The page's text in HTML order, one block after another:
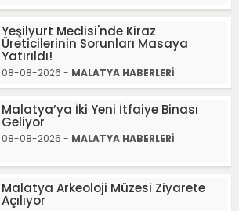
Yeşilyurt Meclisi'nde Kiraz
Üreticilerinin Sorunları Masaya
Yatırıldı!
08-08-2026 - MALATYA HABERLERİ
Malatya’ya İki Yeni İtfaiye Binası
Geliyor
08-08-2026 - MALATYA HABERLERİ
Malatya Arkeoloji Müzesi Ziyarete
Açılıyor